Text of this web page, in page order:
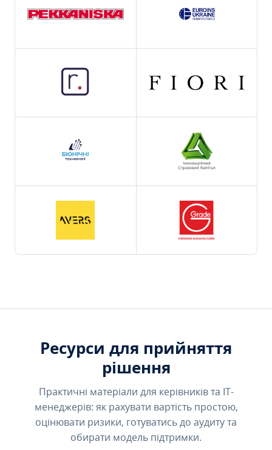
Ресурси для прийняття
рішення
Практичні матеріали для керівників та IT-
менеджерів: як рахувати вартість простою,
оцінювати ризики, готуватись до аудиту та
обирати модель підтримки.